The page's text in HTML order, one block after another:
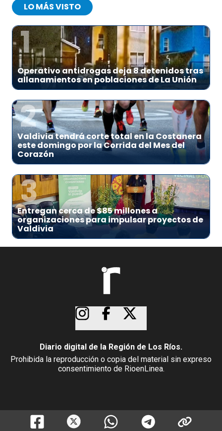
LO MÁS VISTO
1
Operativo antidrogas deja 8 detenidos tras
allanamientos en poblaciones de La Unión
2
Valdivia tendrá corte total en la Costanera
este domingo por la Corrida del Mes del
Corazón
3
Entregan cerca de $85 millones a
organizaciones para impulsar proyectos de
Valdivia
Diario digital de la Región de Los Ríos.
Prohibida la reproducción o copia del material sin expreso
consentimiento de RioenLinea.